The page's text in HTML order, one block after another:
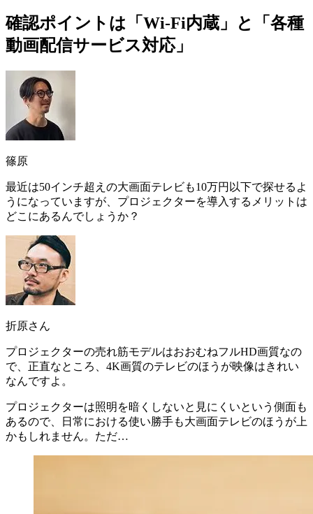
確認ポイントは「Wi-Fi内蔵」と「各種
動画配信サービス対応」
篠原
最近は50インチ超えの大画面テレビも10万円以下で探せるよ
うになっていますが、プロジェクターを導入するメリットは
どこにあるんでしょうか？
折原さん
プロジェクターの売れ筋モデルはおおむねフルHD画質なの
で、正直なところ、 4K画質のテレビのほうが映像はきれい
なんですよ。
プロジェクターは照明を暗くしないと見にくいという側面も
あるので、日常における使い勝手も大画面テレビのほうが上
かもしれません。ただ…